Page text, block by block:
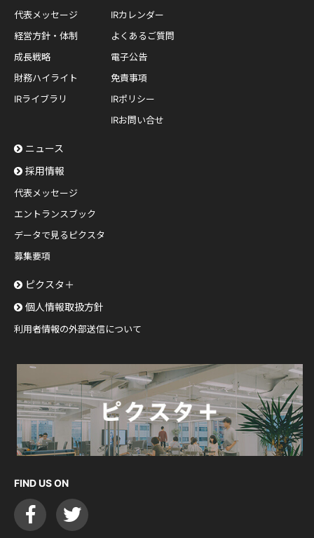
代表メッセージ
経営方針・体制
成長戦略
財務ハイライト
IRライブラリ
IRカレンダー
よくあるご質問
電子公告
免責事項
IRポリシー
IRお問い合せ
ニュース
採用情報
代表メッセージ
エントランスブック
データで見るピクスタ
募集要項
ピクスタ＋
個人情報取扱方針
利用者情報の外部送信について
FIND US ON